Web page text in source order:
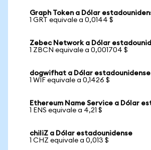
Graph Token a Dólar
1 GRT equivale a 0,0144 $
Zebec Network a Dólar
1 ZBCN equivale a 0,001704 $
dogwifhat a Dólar estadounidense
1 WIF equivale a 0,1426 $
Ethereum Name Service a Dólar
1 ENS equivale a 4,21 $
chiliZ a Dólar estadounidense
1 CHZ equivale a 0,013 $